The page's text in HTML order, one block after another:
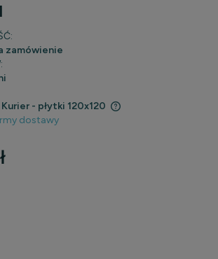
zamówienie
Kurier - płytki 120x120
ewentualnych kosztów płatności
dostawy